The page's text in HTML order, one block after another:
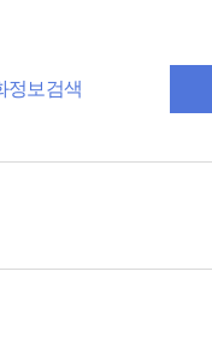
정보검색